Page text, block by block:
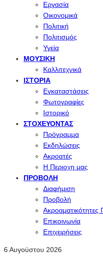
Εργασία
Οικονομικά
Πολιτική
Πολιτισμός
Υγεία
ΜΟΥΣΙΚΉ
Καλλιτεχνικά
ΙΣΤΟΡΊΑ
Εγκαταστάσεις
Φωτογραφίες
Ιστορικό
ΣΤΟΧΕΎΟΝΤΑΣ
Πρόγραμμα
Εκδηλώσεις
Ακροατές
Η Περιοχη μας
ΠΡΟΒΟΛΉ
Διαφήμιση
Προβολή
Ακροαματικότητες
Επικοινωνία
Επιχειρήσεις
6 Αυγούστου 2026